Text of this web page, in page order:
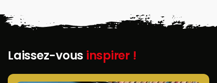
Laissez-vous inspirer !